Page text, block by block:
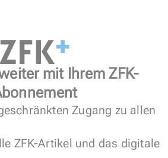
mit Ihrem ZFK-
Zugang zu allen
ZFK-Artikel und das digitale